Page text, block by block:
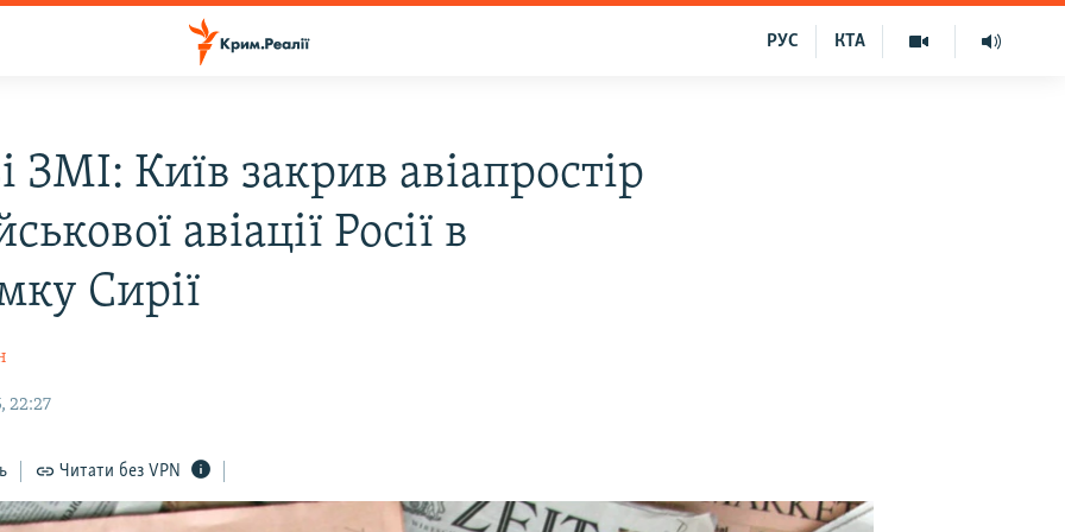
КТА
РУС
ЗМІ: Київ закрив авіапростір
авіації Росії в
Сирії
22:27
Читати без VPN